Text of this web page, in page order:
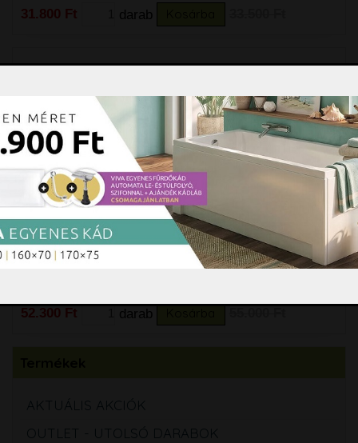
31.800 Ft darab
M-Acryl Viva 150 cm akril előlap
M-Acryl Viva 150 cm akril előlapbővebben »
52.300 Ft darab
AKTUÁLIS AKCIÓK
OUTLET - UTOLSÓ DARABOK